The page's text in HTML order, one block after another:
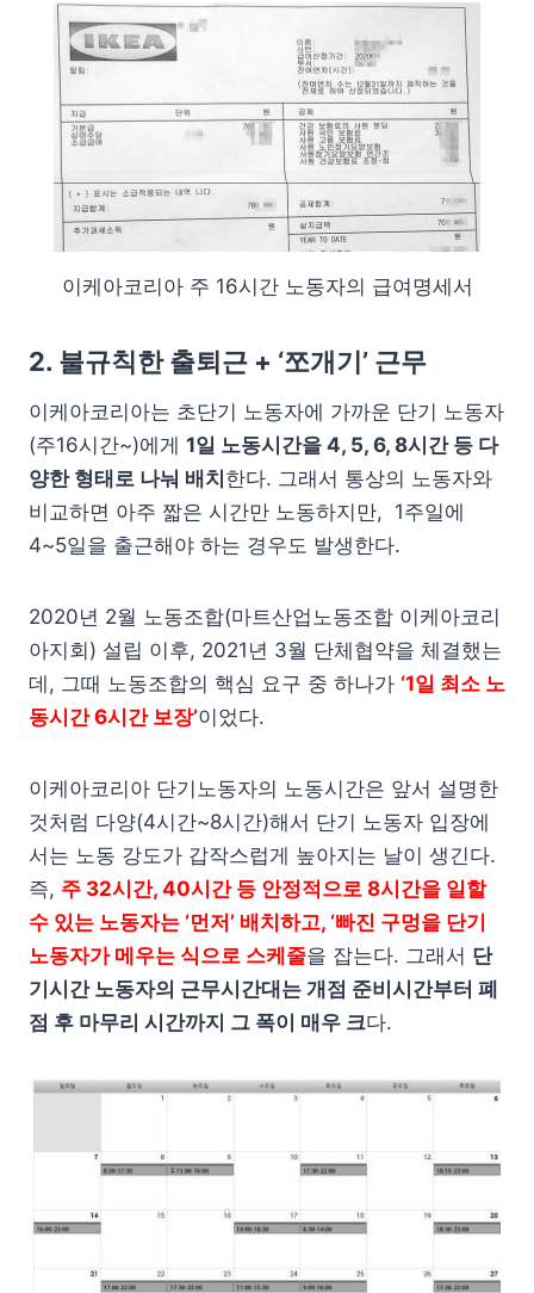
이케아코리아 주 16시간 노동자의 급여명세서
2. 불규칙한 출퇴근 + ‘쪼개기’ 근무
이케아코리아는 초단기 노동자에 가까운 단기 노동자
(주16시간~)에게 1일 노동시간을 4, 5, 6, 8시간 등 다
양한 형태로 나눠 배치한다. 그래서 통상의 노동자와
비교하면 아주 짧은 시간만 노동하지만, 1주일에
4~5일을 출근해야 하는 경우도 발생한다.
2020년 2월 노동조합(마트산업노동조합 이케아코리
아지회) 설립 이후, 2021년 3월 단체협약을 체결했는
데, 그때 노동조합의 핵심 요구 중 하나가 ‘1일 최소 노
동시간 6시간 보장’이었다.
이케아코리아 단기노동자의 노동시간은 앞서 설명한
것처럼 다양(4시간~8시간)해서 단기 노동자 입장에
서는 노동 강도가 갑작스럽게 높아지는 날이 생긴다.
즉, 주 32시간, 40시간 등 안정적으로 8시간을 일할
수 있는 노동자는 ‘먼저’ 배치하고, ‘빠진 구멍을 단기
노동자가 메우는 식으로 스케줄을 잡는다. 그래서 단
기시간 노동자의 근무시간대는 개점 준비시간부터 폐
점 후 마무리 시간까지 그 폭이 매우 크다.